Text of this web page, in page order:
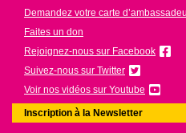
Demandez votre carte
Faites un don
Rejoignez-nous sur Facebook
Suivez-nous sur Twitter
Voir nos vidéos sur Youtube
Inscription à la Newsletter